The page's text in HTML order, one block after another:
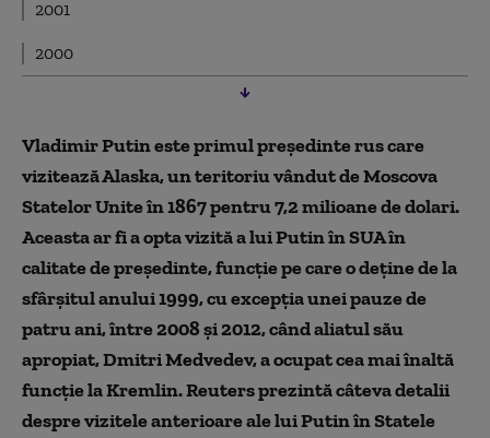
2001
2000
Vladimir Putin este primul preşedinte rus care
vizitează Alaska, un teritoriu vândut de Moscova
Statelor Unite în 1867 pentru 7,2 milioane de dolari.
Aceasta ar fi a opta vizită a lui Putin în SUA în
calitate de preşedinte, funcţie pe care o deţine de la
sfârşitul anului 1999, cu excepţia unei pauze de
patru ani, între 2008 şi 2012, când aliatul său
apropiat, Dmitri Medvedev, a ocupat cea mai înaltă
funcţie la Kremlin. Reuters prezintă câteva detalii
despre vizitele anterioare ale lui Putin în Statele